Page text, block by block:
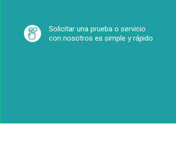
Solicitar una prueba o servicio
con nosotros es simple y rápido